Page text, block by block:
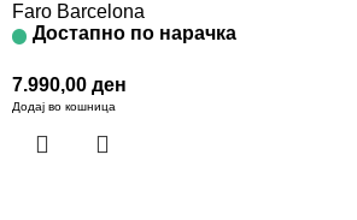
Faro Barcelona
Достапно по нарачка
7.990,00 ден
Додај во кошница